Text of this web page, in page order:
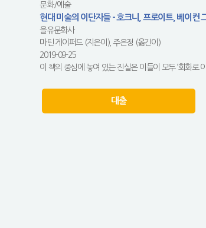
문화/예술
현대 미술의 이단자들 - 호크니, 프로이트, 베이컨
을유문화사
마틴 게이퍼드 (지은이), 주은정 (옮긴이)
2019-09-25
이 책의 중심에 놓여 있는 진실은 이들이 모두 ‘회화로
대출